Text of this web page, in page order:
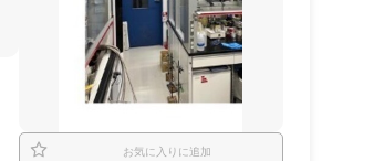
お気に入りに追加